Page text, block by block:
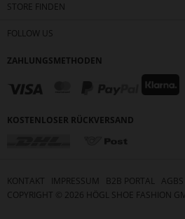
STORE FINDEN
FOLLOW US
ZAHLUNGSMETHODEN
KOSTENLOSER RÜCKVERSAND
KONTAKT IMPRESSUM B2B PORTAL AGBS
COPYRIGHT © 2026 HÖGL SHOE FASHION